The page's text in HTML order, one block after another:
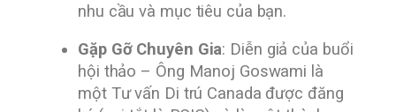
nhu cầu và mục tiêu của bạn.
Gặp Gỡ Chuyên Gia: Diễn giả của buổi
hội thảo – Ông Manoj Goswami là
một Tư vấn Di trú Canada được đăng